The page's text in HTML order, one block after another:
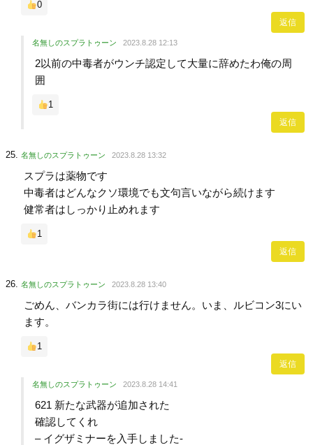
0
返信
名無しのスプラトゥーン 2023.8.28 12:13
2以前の中毒者がウンチ認定して大量に辞めたわ俺の周
囲
1
返信
名無しのスプラトゥーン 2023.8.28 13:32
スプラは薬物です
中毒者はどんなクソ環境でも文句言いながら続けます
健常者はしっかり止めれます
1
返信
名無しのスプラトゥーン 2023.8.28 13:40
ごめん、バンカラ街には行けません。いま、ルビコン3にい
ます。
1
返信
名無しのスプラトゥーン 2023.8.28 14:41
621 新たな武器が追加された
確認してくれ
– イグザミナーを入手しました-